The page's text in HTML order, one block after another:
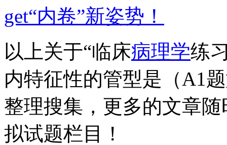
get“内卷”新姿势！
以上关于“临床病理学练
内特征性的管型是（A1
整理搜集，更多的文章
拟试题栏目！